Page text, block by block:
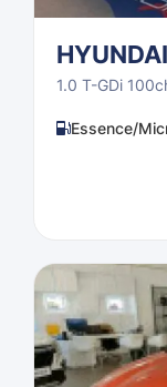
1.0 T-GDi
Essence/